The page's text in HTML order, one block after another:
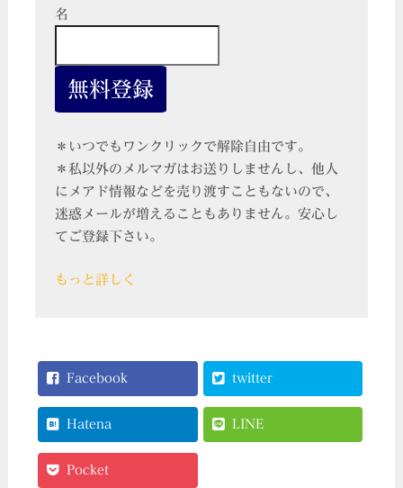
名
＊いつでもワンクリックで解除自由です。
＊私以外のメルマガはお送りしませんし、他人
にメアド情報などを売り渡すこともないので、
迷惑メールが増えることもありません。安心し
てご登録下さい。
もっと詳しく
Facebook twitter
Hatena LINE
Pocket